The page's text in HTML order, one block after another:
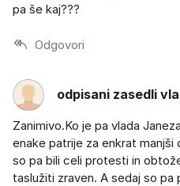
pa še kaj???
Odgovori
odpisani zasedli
Zanimivo.Ko je pa vlada
enake patrije za enkrat
so pa bili celi protesti in
taslužiti zraven. A sedaj so pa